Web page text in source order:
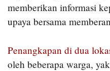
memberikan informasi
upaya bersama
Penangkapan di dua
oleh beberapa warga,